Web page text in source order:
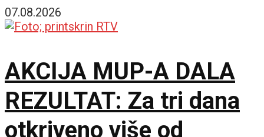
07.08.2026
AKCIJA MUP-A DALA
REZULTAT: Za tri dana
otkriveno više od